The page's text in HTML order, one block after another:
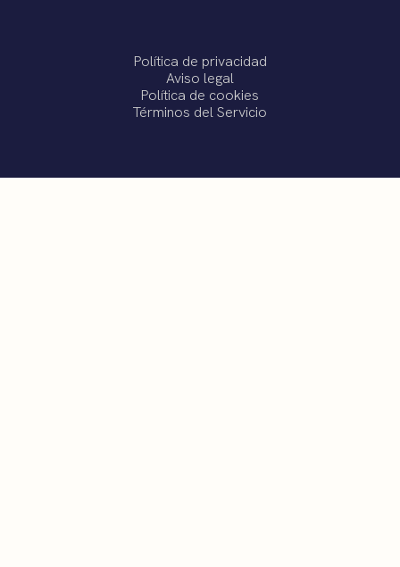
Política de privacidad
Aviso legal
Política de cookies
Términos del Servicio